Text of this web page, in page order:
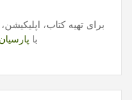
برای تهیه کتاب،
با